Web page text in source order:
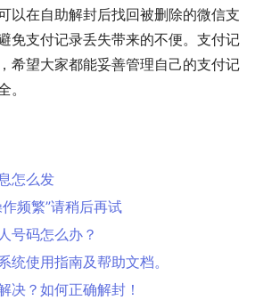
以在自助解封后找回被删除的微信支
免支付记录丢失带来的不便。支付记
希望大家都能妥善管理自己的支付记
。
怎么发
频繁”请稍后再试
号码怎么办？
统使用指南及帮助文档。
决？如何正确解封！